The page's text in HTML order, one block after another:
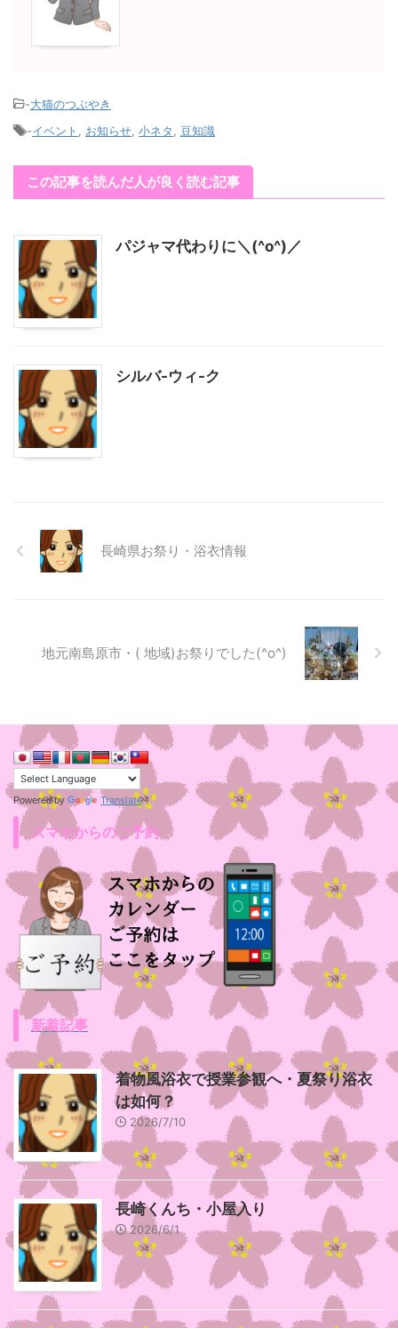
-大猫のつぶやき
-イベント お知らせ 小ネタ 豆知識
この記事を読んだ人が良く読む記事
パジャマ代わりに＼(^o^)／
シルバ-ウィ-ク
長崎県お祭り・浴衣情報
地元南島原市・( 地域)お祭りでした(^o^)
Powered by Translate
スマホからのご予約
新着記事
着物風浴衣で授業参観へ・夏祭り浴衣
は如何？
2026/7/10
長崎くんち・小屋入り
2026/6/1